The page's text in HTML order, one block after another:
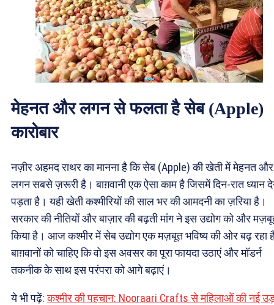
मेहनत और लगन से फलता है सेब (Apple)
कारोबार
नज़ीर अहमद राथर का मानना है कि सेब (Apple) की खेती में मेहनत और
लगन सबसे ज़रूरी है। बाग़वानी एक ऐसा काम है जिसमें दिन-रात ध्यान
पड़ता है। यही खेती कश्मीरियों की साल भर की आमदनी का ज़रिया है।
सरकार की नीतियों और बाज़ार की बढ़ती मांग ने इस उद्योग को और
किया है। आज कश्मीर में सेब उद्योग एक मज़बूत भविष्य की ओर बढ़ रहा
बाग़वानों को चाहिए कि वो इस अवसर का पूरा फायदा उठाएं और मॉडर्न
तकनीक के साथ इस परंपरा को आगे बढ़ाएं।
ये भी पढ़ें:कश्मीर की पहचान: Nooraari Crafts से महिलाओं की नई